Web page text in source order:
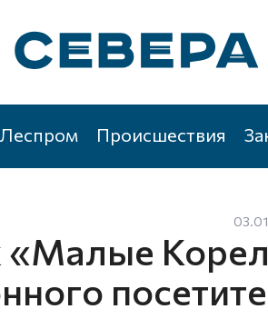
Леспром Происшествия
«Малые